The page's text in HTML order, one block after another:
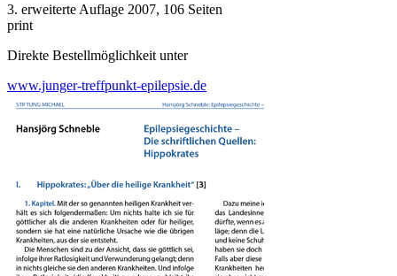
3. erweiterte Auflage 2007, 106 Seiten
print
Direkte Bestellmöglichkeit unter
www.junger-treffpunkt-epilepsie.de